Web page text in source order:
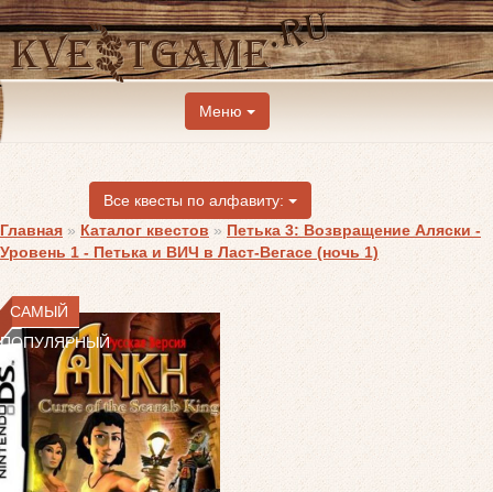
Меню
Все квесты по алфавиту:
Главная » Каталог квестов » Петька 3: Возвращение Аляски -
Уровень 1 - Петька и ВИЧ в Ласт-Вегасе (ночь 1)
САМЫЙ
ПОПУЛЯРНЫЙ